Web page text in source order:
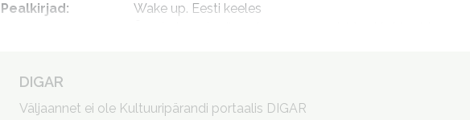
Pealkirjad:
Wake up. Eesti keeles
DIGAR
Väljaannet ei ole Kultuuripärandi portaalis DIGAR